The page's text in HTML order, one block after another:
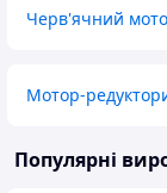
Черв'ячний
Мотор-
Популярні